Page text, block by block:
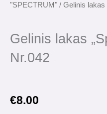
"SPECTRUM" / Gelinis lakas
Gelinis lakas
Nr.042
€8.00